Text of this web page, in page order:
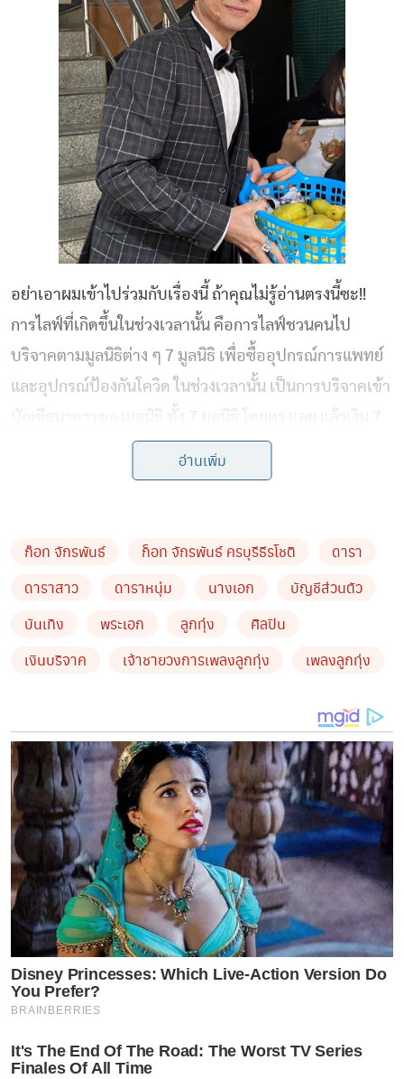
อย่าเอาผมเข้าไปร่วมกับเรื่องนี้ ถ้าคุณไม่รู้อ่านตรงนี้ซะ!!
การไลฟ์ที่เกิดขึ้นในช่วงเวลานั้น คือการไลฟ์ชวนคนไป
บริจาคตามมูลนิธิต่าง ๆ 7 มูลนิธิ เพื่อซื้ออุปกรณ์การแพทย์
และอุปกรณ์ป้องกันโควิด ในช่วงเวลานั้น เป็นการบริจาคเข้า
แสน ที่ผมบริจาค เป็นเงินส่วนตัวของผม ที่ตั้งใจทำเพื่อสังคม
เป็นประจำอยู่แล้ว ในชีวิตของผม ไม่เคยเปิดบัญชีส่วนตัว
#ผมชอบใช้ชีวิตเงียบ ๆ #อย่ามายุ่งกับผม ”
อ่านเพิ่ม
ก๊อท จักรพันธ์ ก็อท จักรพันธ์ ครบุรีธีรโชติ
ดารา
ดาราสาว
ดาราหนุ่ม นางเอก
บัญชีส่วนตัว
บันเทิง
พระเอก ลูกทุ่ง
ศิลปิน
เงินบริจาค
เจ้าชายวงการเพลงลูกทุ่ง เพลงลูกทุ่ง
Disney Princesses: Which Live-Action Version Do
You Prefer?
BRAINBERRIES
It's The End Of The Road: The Worst TV Series
Finales Of All Time